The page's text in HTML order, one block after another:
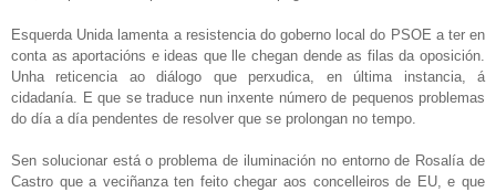
Esquerda Unida lamenta a resistencia do goberno local do PSOE a ter en
conta as aportacións e ideas que lle chegan dende as filas da oposición.
Unha reticencia ao diálogo que perxudica, en última instancia, á
cidadanía. E que se traduce nun inxente número de pequenos problemas
do día a día pendentes de resolver que se prolongan no tempo.
Sen solucionar está o problema de iluminación no entorno de Rosalía de
Castro que a veciñanza ten feito chegar aos concelleiros de EU, e que